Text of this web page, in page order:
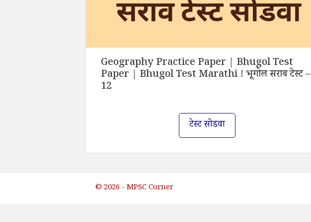
Geography Practice Paper | Bhugol Test
Paper | Bhugol Test Marathi ! भूगोल सराव टेस्ट –
12
टेस्ट सोडवा
© 2026 - MPSC Corner